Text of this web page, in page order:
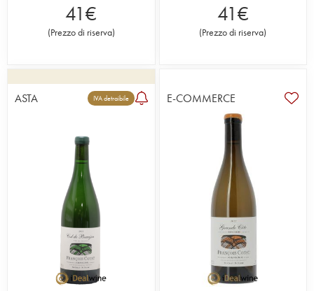
41€
(Prezzo di riserva)
41€
(Prezzo di riserva)
ASTA IVA detraibile E-COMMERCE